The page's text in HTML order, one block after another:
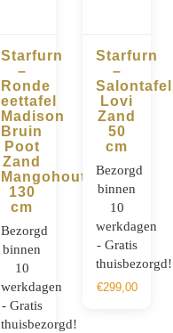
BESTELLEN
Starfurn
–
Ronde
eettafel
Madison
Bruin
Poot
Zand
Mangohout
130
cm
Bezorgd
binnen
10
werkdagen
- Gratis
thuisbezorgd!
BESTELLEN
Starfurn
–
Salontafel
Lovi
Zand
50
cm
Bezorgd
binnen
10
werkdagen
- Gratis
thuisbezorgd!
€299,00